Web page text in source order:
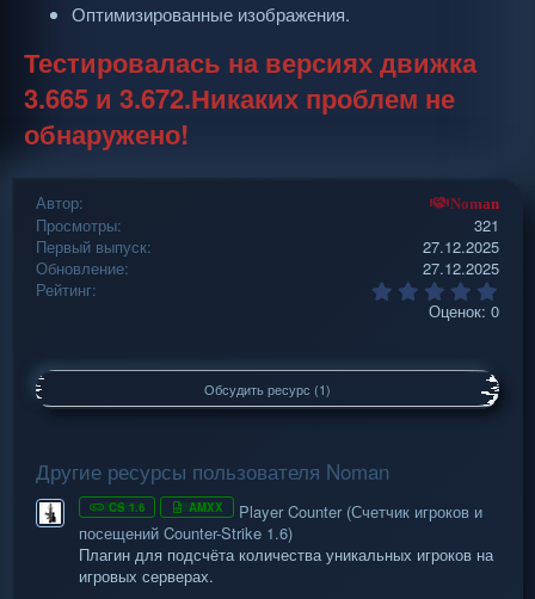
Оптимизированные изображения.
Тестировалась на версиях движка
3.665 и 3.672.Никаких проблем не
обнаружено!
Автор Noman
Просмотры
321
Первый выпуск
27.12.2025
Обновление
27.12.2025
Рейтинг
.
в
ё
Оценок: 0
Обсудить ресурс (1)
Другие ресурсы пользователя Noman
CS 1.6 AMXX
Player Counter (Счетчик игроков и
посещений Counter-Strike 1.6)
Плагин для подсчёта количества уникальных игроков на
игровых серверах.